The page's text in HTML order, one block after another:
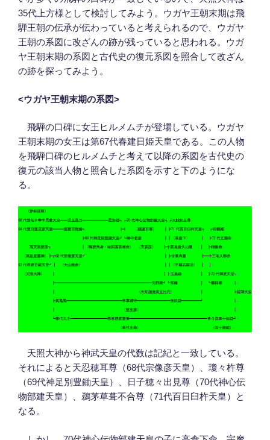
35代上方様として検討してみよう。ウガヤ王朝末期は飛
騨王朝の伝承が伝わっていると考えられるので、ウガヤ
王朝の系図に改ざんの跡が残っていると思われる。ウガ
ヤ王朝末期の系図と古代史の復元系図を照合して改ざん
の跡を探ってみよう。
<ウガヤ王朝末期の系図>
飛騨の口碑に女王ヒルメムチが登場している。ウガヤ
王朝末期の女王は第67代春建日姫天皇である。この人物
を飛騨口碑のヒルメムチと考えて以降の系図を古代史の
復元の該当人物と照合した系図を示すと下のようにな
る。
天照大神から神武天皇の代数は記紀と一致している。
それによると天忍穂耳尊（68代宗像彦天皇）、瓊々杵尊
（69代神足別豊鋤天皇）、日子穂々出見尊（70代神心伝
物部建天皇）、鵜茅草葺不合尊（71代百日臼杵天皇）と
なる。